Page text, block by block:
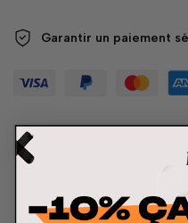
Garantir un paiement